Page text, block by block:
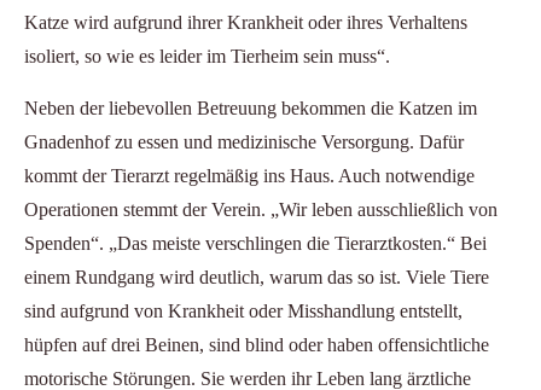
Katze wird aufgrund ihrer Krankheit oder ihres Verhaltens
isoliert, so wie es leider im Tierheim sein muss“.
Neben der liebevollen Betreuung bekommen die Katzen im
Gnadenhof zu essen und medizinische Versorgung. Dafür
kommt der Tierarzt regelmäßig ins Haus. Auch notwendige
Operationen stemmt der Verein. „Wir leben ausschließlich von
Spenden“. „Das meiste verschlingen die Tierarztkosten.“ Bei
einem Rundgang wird deutlich, warum das so ist. Viele Tiere
sind aufgrund von Krankheit oder Misshandlung entstellt,
hüpfen auf drei Beinen, sind blind oder haben offensichtliche
motorische Störungen. Sie werden ihr Leben lang ärztliche